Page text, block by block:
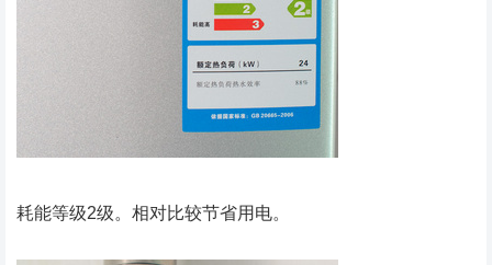
耗能等级2级。相对比较节省用电。